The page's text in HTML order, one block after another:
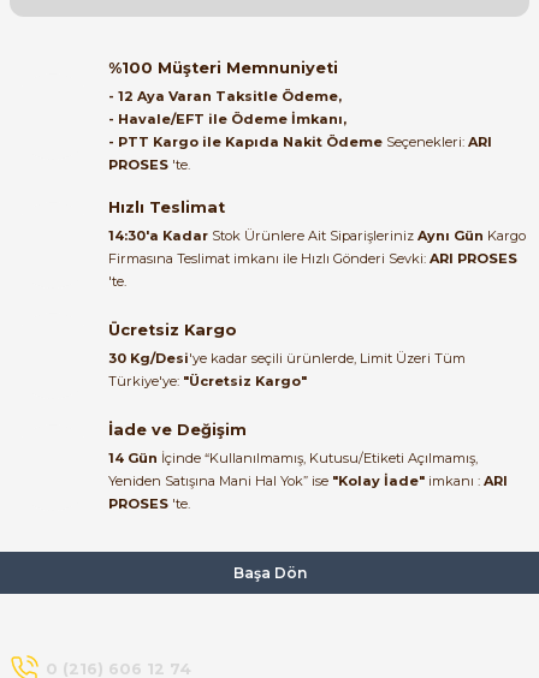
Orijinal kutusuyla ertesi gün
ulaştı elimize. Teşekkürler.
B... A... | 27/06/2026
bundan mehmet bey ilgi ve
alakası için teşekkür ederim
muhammed demirci |
Ürün elime eksiksiz ve hasarsız
ulaştı. Paketleme özenliydi,
Kemal Toktaş | 20/06/2026
problemsiz geçti.
Kemal Toktaş | 20/06/2026
Havale ile odeme yaptim ve
%100 Müşteri Memnuniyeti
- 12 Aya Varan Taksitle Ödeme,
- Havale/EFT ile Ödeme İmkanı,
- PTT Kargo ile Kapıda Nakit Ödeme Seçenekleri: ARI
PROSES 'te.
Hızlı Teslimat
14:30'a Kadar Stok Ürünlere Ait Siparişleriniz Aynı Gün Kargo
Firmasına Teslimat imkanı ile Hızlı Gönderi Sevki: ARI PROSES
'te.
Ücretsiz Kargo
30 Kg/Desi'ye kadar seçili ürünlerde, Limit Üzeri Tüm
Türkiye'ye: "Ücretsiz Kargo"
İade ve Değişim
14 Gün İçinde “Kullanılmamış, Kutusu/Etiketi Açılmamış,
Yeniden Satışına Mani Hal Yok” ise "Kolay İade" imkanı : ARI
PROSES 'te.
Başa Dön
0 (216) 606 12 74